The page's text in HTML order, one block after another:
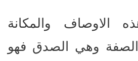
الاوصاف والمكانة
الصفة وهي الصدق فهو